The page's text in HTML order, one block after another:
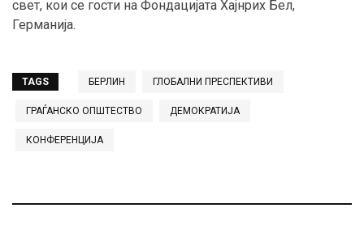
свет, кои се гости на Фондацијата Хајнрих Бел,
Германија.
TAGS БЕРЛИН ГЛОБАЛНИ ПРЕСПЕКТИВИ
ГРАЃАНСКО ОПШТЕСТВО ДЕМОКРАТИЈА
КОНФЕРЕНЦИЈА